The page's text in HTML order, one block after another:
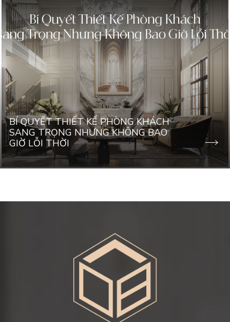
BÍ QUYẾT THIẾT KẾ PHÒNG KHÁCH
SANG TRỌNG NHƯNG KHÔNG BAO
GIỜ LỖI THỜI